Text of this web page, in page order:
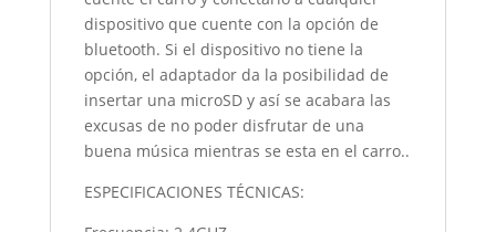
dispositivo que cuente con la opción de
bluetooth. Si el dispositivo no tiene la
opción, el adaptador da la posibilidad de
insertar una microSD y así se acabara las
excusas de no poder disfrutar de una
buena música mientras se esta en el carro..
ESPECIFICACIONES TÉCNICAS: